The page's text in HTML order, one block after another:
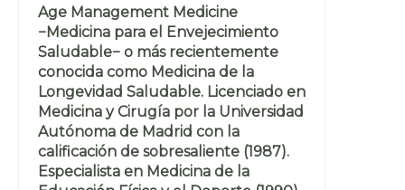
Age Management Medicine
−Medicina para el Envejecimiento
Saludable− o más recientemente
conocida como Medicina de la
Longevidad Saludable. Licenciado en
Medicina y Cirugía por la Universidad
Autónoma de Madrid con la
calificación de sobresaliente (1987).
Especialista en Medicina de la